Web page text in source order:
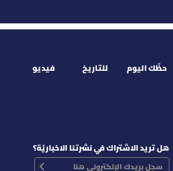
حظّك اليوم للتاريخ فيديو
هل تريد الاشتراك في نشرتنا الاخباريّة؟